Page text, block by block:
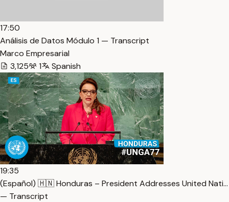
17:50
Análisis de Datos Módulo 1 — Transcript
Marco Empresarial
3,125
1 Spanish
19:35
(Español) 🇭🇳 Honduras – President Addresses United Nati…
— Transcript